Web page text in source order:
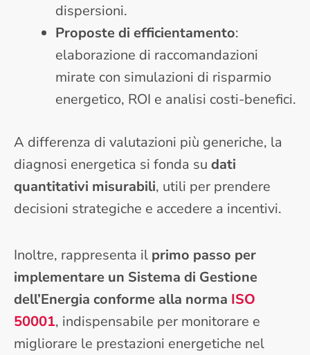
dispersioni.
Proposte di efficientamento:
elaborazione di raccomandazioni
mirate con simulazioni di risparmio
energetico, ROI e analisi costi-benefici.
A differenza di valutazioni più generiche, la
diagnosi energetica si fonda su dati
quantitativi misurabili, utili per prendere
decisioni strategiche e accedere a incentivi.
Inoltre, rappresenta il primo passo per
implementare un Sistema di Gestione
dell’Energia conforme alla norma ISO
50001, indispensabile per monitorare e
migliorare le prestazioni energetiche nel